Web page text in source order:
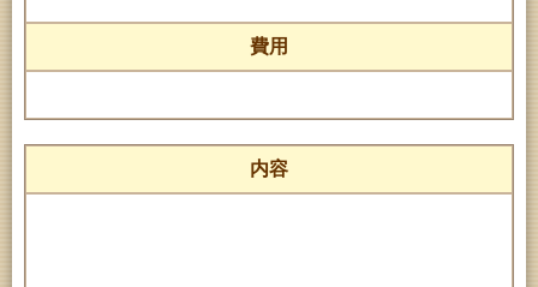
費用
内容